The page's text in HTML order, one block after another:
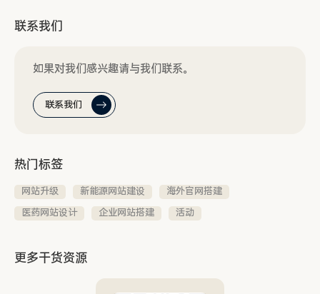
联系我们
如果对我们感兴趣请与我们联系。
联系我们
热门标签
网站升级 新能源网站建设
海外官网搭建
医药网站设计
企业网站搭建 活动
更多干货资源